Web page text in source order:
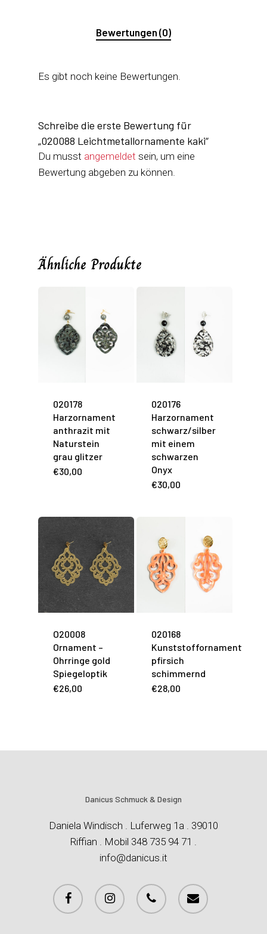
Bewertungen (0)
Es gibt noch keine Bewertungen.
Schreibe die erste Bewertung für
„020088 Leichtmetallornamente kaki“
Du musst angemeldet sein, um eine
Bewertung abgeben zu können.
Ähnliche Produkte
020178
Harzornament
anthrazit mit
Naturstein
grau glitzer
€30,00
020176
Harzornament
schwarz/silber
mit einem
schwarzen
Onyx
€30,00
O20008
Ornament –
Ohrringe gold
Spiegeloptik
€26,00
020168
Kunststoffornament
pfirsich
schimmernd
€28,00
Danicus Schmuck & Design
Daniela Windisch . Luferweg 1a . 39010
Riffian . Mobil 348 735 94 71 .
info@danicus.it